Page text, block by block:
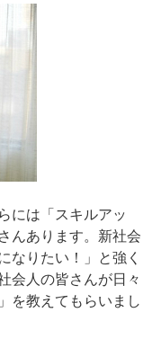
には「スキルアッ
んあります。新社会
なりたい！」と強く
会人の皆さんが日々
を教えてもらいまし